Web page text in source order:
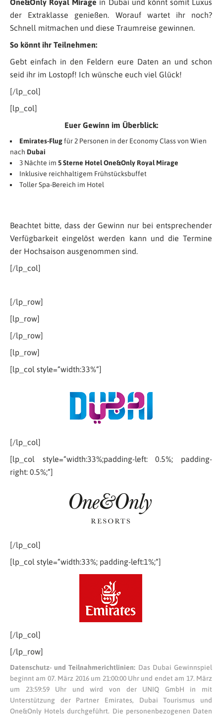
One&Only Royal Mirage in Dubai und könnt somit Luxus
der Extraklasse genießen. Worauf wartet ihr noch?
Schnell mitmachen und diese Traumreise gewinnen.
So könnt ihr Teilnehmen:
Gebt einfach in den Feldern eure Daten an und schon
seid ihr im Lostopf! Ich wünsche euch viel Glück!
[/lp_col]
[lp_col]
Euer Gewinn im Überblick:
Emirates-Flugfür 2 Personen in der Economy Class von Wien
nach Dubai
3 Nächte im 5 Sterne Hotel One&Only Royal Mirage
Inklusive reichhaltigem Frühstücksbuffet
Toller Spa-Bereich im Hotel
Beachtet bitte, dass der Gewinn nur bei entsprechender
Verfügbarkeit eingelöst werden kann und die Termine
der Hochsaison ausgenommen sind.
[/lp_col]
[/lp_row]
[lp_row]
[/lp_row]
[lp_row]
[lp_col style=“width:33%“]
[/lp_col]
[lp_col style=“width:33%;padding-left: 0.5%; padding-
right: 0.5%;“]
[/lp_col]
[lp_col style=“width:33%; padding-left:1%;“]
[/lp_col]
[/lp_row]
Datenschutz- und Teilnahmerichtlinien: Das Dubai Gewinnspiel
beginnt am 07. März 2016 um 21:00:00 Uhr und endet am 17. März
um 23:59:59 Uhr und wird von der UNIQ GmbH in mit
Unterstützung der Partner Emirates, Dubai Tourismus und
One&Only Hotels durchgeführt. Die personenbezogenen Daten